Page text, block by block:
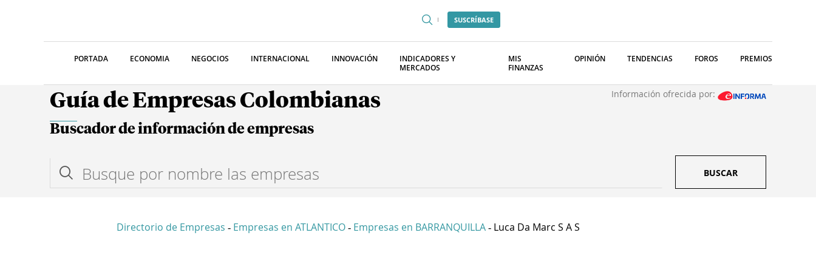
SUSCRÍBASE
PORTADA ECONOMIA NEGOCIOS INTERNACIONAL INNOVACIÓN
INDICADORES Y
MERCADOS
MIS
FINANZAS
OPINIÓN TENDENCIAS FOROS PREMIOS
Guía de Empresas Colombianas Información ofrecida por:
Buscador de información de empresas
BUSCAR
Directorio de Empresas - Empresas en ATLANTICO - Empresas en BARRANQUILLA - Luca Da Marc S A S